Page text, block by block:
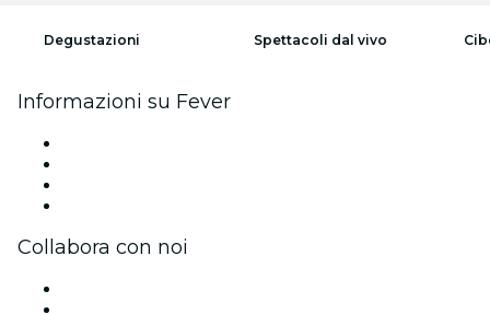
Degustazioni Spettacoli dal vivo
Informazioni su Fever
Collabora con noi